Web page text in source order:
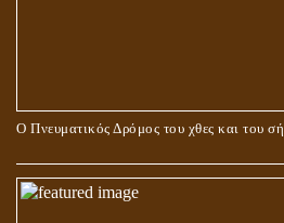
Ο Πνευματικός Δρόμος του χθες και του
ΚΑΙ ΜΕ ΕΝΑΡΕΤΗ ΖΩΗ;